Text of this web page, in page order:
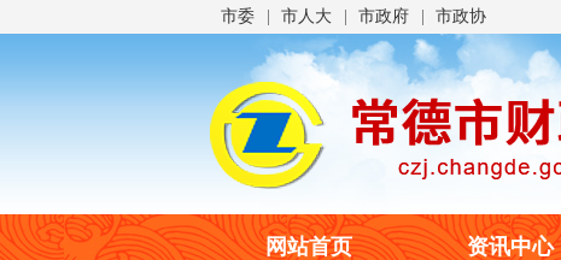
市委 市人大 市政府 市政协
网站首页 资讯中心